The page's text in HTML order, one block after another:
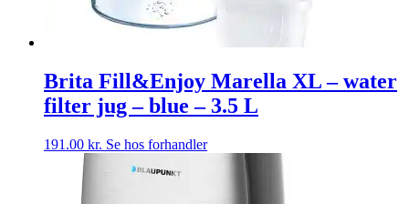
Brita Fill&Enjoy Marella XL – water
filter jug – blue – 3.5 L
191.00 kr. Se hos forhandler